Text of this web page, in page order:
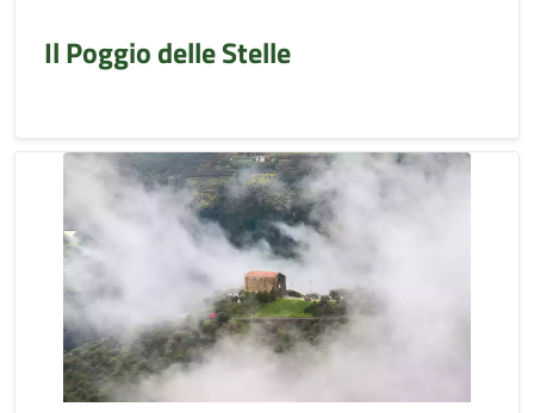
Il Poggio delle Stelle